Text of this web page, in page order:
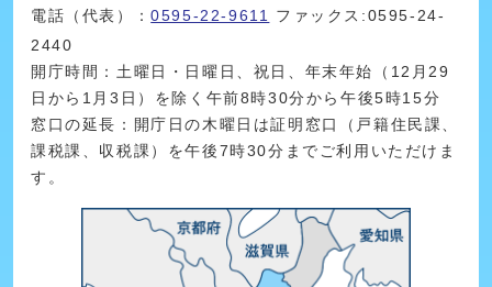
電話（代表）：0595-22-9611
ファックス:0595-24-
2440
開庁時間：土曜日・日曜日、祝日、年末年始（12月29
日から1月3日）を除く午前8時30分から午後5時15分
窓口の延長：開庁日の木曜日は証明窓口（戸籍住民課、
課税課、収税課）を午後7時30分までご利用いただけま
す。